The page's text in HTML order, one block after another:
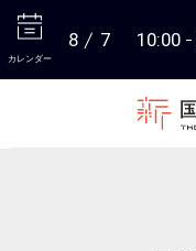
カレンダー
8 7 10:00